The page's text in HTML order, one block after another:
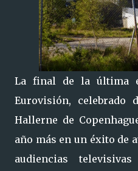
La final de la última
Eurovisión, celebrado
Hallerne de
año más en un éxito de
audiencias